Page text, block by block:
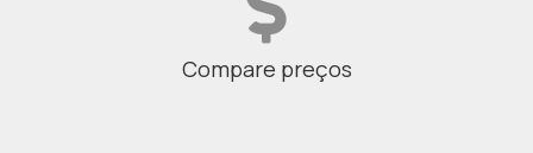
Compare preços